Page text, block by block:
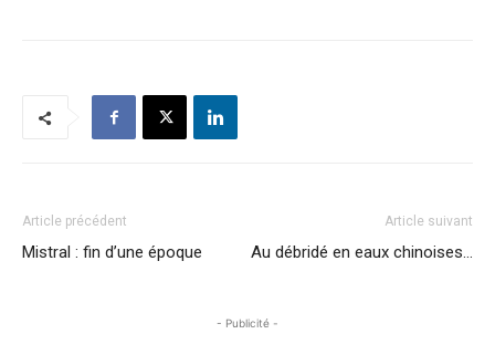
Article précédent
Mistral : fin d’une époque
Article suivant
Au débridé en eaux chinoises…
- Publicité -